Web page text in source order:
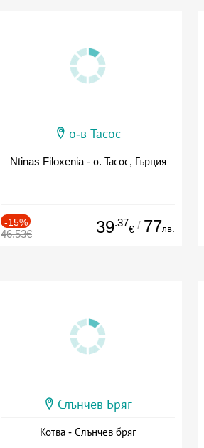
о-в Тасос
Ntinas Filoxenia - о. Тасос, Гърция
-15%
46.53€ 39.37
€ / 77лв.
Слънчев Бряг
Котва - Слънчев бряг